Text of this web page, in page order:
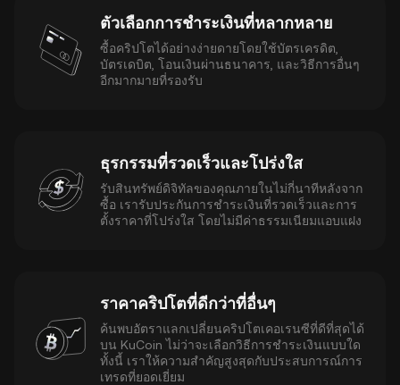
ตัวเลือกการชำระเงินที่หลากหลาย
ซื้อคริปโตได้อย่างง่ายดายโดยใช้บัตรเครดิต,
บัตรเดบิต, โอนเงินผ่านธนาคาร, และวิธีการอื่นๆ
อีกมากมายที่รองรับ
ธุรกรรมที่รวดเร็วและโปร่งใส
รับสินทรัพย์ดิจิทัลของคุณภายในไม่กี่นาทีหลังจาก
ซื้อ เรารับประกันการชำระเงินที่รวดเร็วและการ
ตั้งราคาที่โปร่งใส โดยไม่มีค่าธรรมเนียมแอบแฝง
ราคาคริปโตที่ดีกว่าที่อื่นๆ
ค้นพบอัตราแลกเปลี่ยนคริปโตเคอเรนซีที่ดีที่สุดได้
บน KuCoin ไม่ว่าจะเลือกวิธีการชำระเงินแบบใด
ทั้งนี้ เราให้ความสำคัญสูงสุดกับประสบการณ์การ
เทรดที่ยอดเยี่ยม